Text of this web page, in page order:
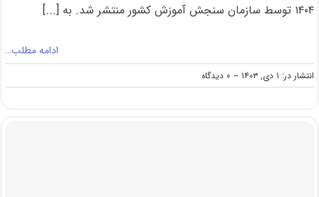
۱۴۰۴ توسط سازمان سنجش آموزش کشور منتشر شد. به [...]
ادامه مطلب…
انتشار در: ۱ دی, ۱۴۰۳ -- ۰ دیدگاه
on
سوالات
پاسخنامه